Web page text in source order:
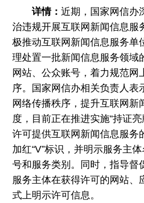
详情： 近期，国家网信办
治违规开展互联网新闻信息服
极推动互联网新闻信息服务单
理处置一批新闻信息服务领域
网站、公众账号，着力规范网
序。国家网信办相关负责人表
网络传播秩序，提升互联网新
度，目前正在推进实施“持证
许可提供互联网新闻信息服务
加红“V”标识，并明示服务主
号和服务类别。同时，指导督
服务主体在获得许可的网站、
式上明示许可信息。